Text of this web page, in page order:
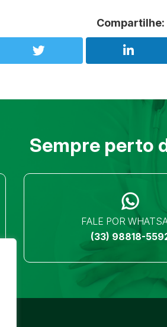
Compartilhe:
Sempre perto
FALE POR
(33) 98818-